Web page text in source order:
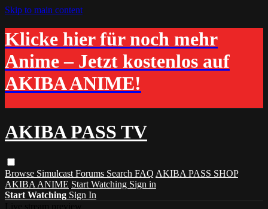
Skip to main content
Klicke hier für noch mehr
Anime – Jetzt kostenlos auf
AKIBA ANIME!
AKIBA PASS TV
Browse Simulcast Forums Search FAQ AKIBA PASS SHOP
AKIBA ANIME Start Watching Sign in
Start Watching Sign In